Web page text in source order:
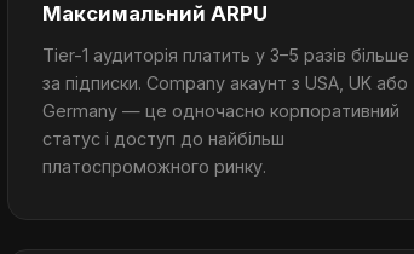
Максимальний ARPU
Tier-1 аудиторія платить у 3–5 разів більше
за підписки. Company акаунт з USA, UK або
Germany — це одночасно корпоративний
статус і доступ до найбільш
платоспроможного ринку.